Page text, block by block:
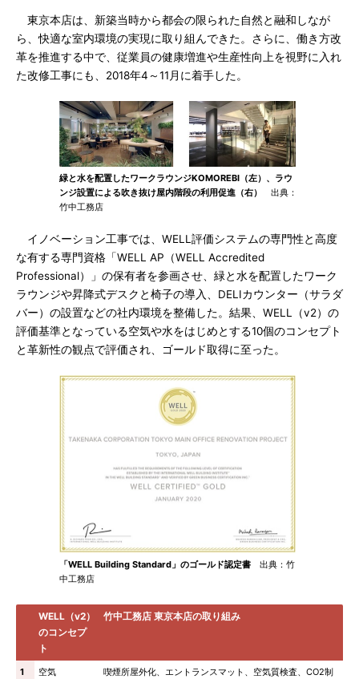
東京本店は、新築当時から都会の限られた自然と融和しなが
ら、快適な室内環境の実現に取り組んできた。さらに、働き方改
革を推進する中で、従業員の健康増進や生産性向上を視野に入れ
た改修工事にも、2018年4～11月に着手した。
緑と水を配置したワークラウンジKOMOREBI（左）、ラウ
ンジ設置による吹き抜け屋内階段の利用促進（右）
出典：
竹中工務店
イノベーション工事では、WELL評価システムの専門性と高度
な有する専門資格「WELL AP（WELL Accredited
Professional）」の保有者を参画させ、緑と水を配置したワーク
ラウンジや昇降式デスクと椅子の導入、DELIカウンター（サラダ
バー）の設置などの社内環境を整備した。結果、WELL（v2）の
評価基準となっている空気や水をはじめとする10個のコンセプト
と革新性の観点で評価され、ゴールド取得に至った。
「WELL Building Standard」のゴールド認定書 出典：竹
中工務店
WELL（v2）
のコンセプ
ト
竹中工務店 東京本店の取り組み
1 空気
喫煙所屋外化、エントランスマット、空気質検査、CO2制